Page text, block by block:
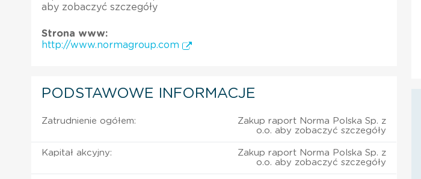
aby zobaczyć szczegóły
Strona www:
http://www.normagroup.com
PODSTAWOWE INFORMACJE
Zatrudnienie ogółem:
Zakup raport Norma Polska Sp. z
o.o. aby zobaczyć szczegóły
Kapitał akcyjny:
Zakup raport Norma Polska Sp. z
o.o. aby zobaczyć szczegóły